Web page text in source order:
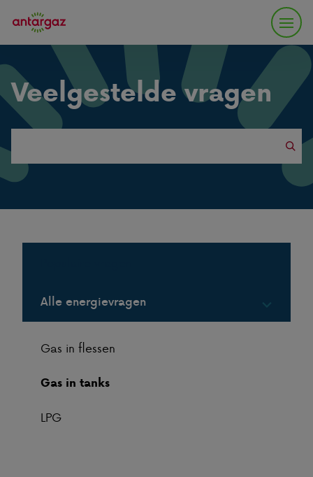
Veelgestelde vragen
this
website
Alle energievragen
Gas in flessen
Gas in tanks
LPG